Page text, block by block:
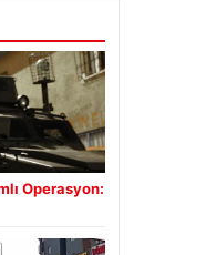
Operasyon: